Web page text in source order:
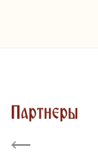
Партнеры
Previous